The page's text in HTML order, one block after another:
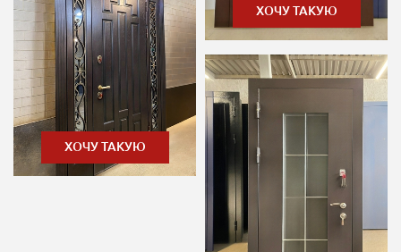
ХОЧУ ТАКУЮ
ХОЧУ ТАКУЮ